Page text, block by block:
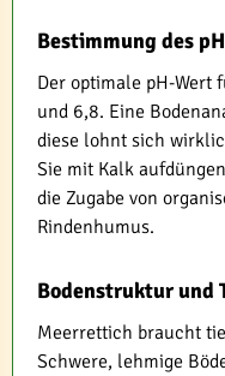
Bestimmung des
Der optimale pH-Wert
und 6,8. Eine
diese lohnt sich
Sie mit Kalk
die Zugabe von
Rindenhumus.
Bodenstruktur und
Meerrettich braucht
Schwere, lehmige